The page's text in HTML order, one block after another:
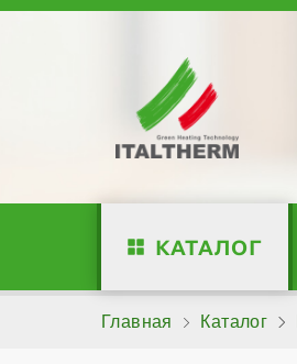
КАТАЛОГ
Главная Каталог